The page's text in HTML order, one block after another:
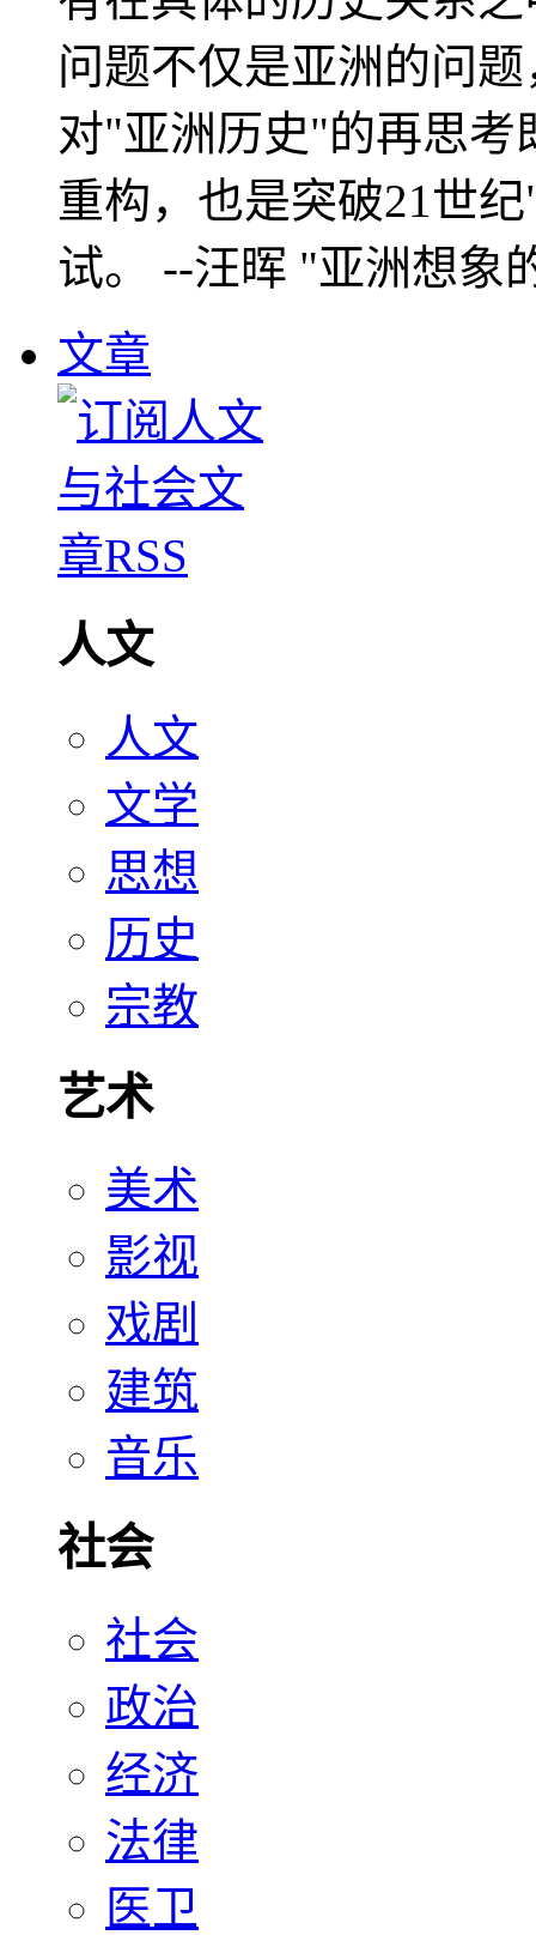
问题不仅是亚洲的问
对"亚洲历史"的再思考
重构，也是突破21世
试。 --汪晖 "亚洲想象
文章
人文
人文
文学
思想
历史
宗教
艺术
美术
影视
戏剧
建筑
音乐
社会
社会
政治
经济
法律
医卫